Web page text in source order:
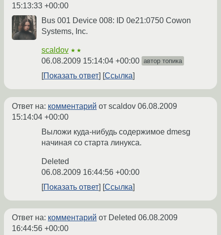
15:13:33 +00:00
Bus 001 Device 008: ID 0e21:0750 Cowon
Systems, Inc.
scaldov ★★
06.08.2009 15:14:04 +00:00 автор топика
Показать ответ Ссылка
Ответ на: комментарий от scaldov 06.08.2009
15:14:04 +00:00
Выложи куда-нибудь содержимое dmesg
начиная со старта линукса.
Deleted
06.08.2009 16:44:56 +00:00
Показать ответ
Ссылка
Ответ на: комментарий от Deleted 06.08.2009
16:44:56 +00:00